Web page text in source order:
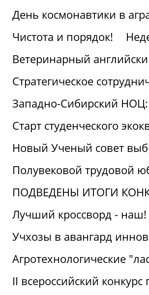
День космонавтики в
Чистота и порядок!
Ветеринарный
Стратегическое
Западно-Сибирский
Старт студенческого
Новый Ученый совет
Полувековой трудовой
ПОДВЕДЕНЫ ИТОГИ
Лучший кроссворд - наш!
Учхозы в авангард
Агротехнологические
II всероссийский